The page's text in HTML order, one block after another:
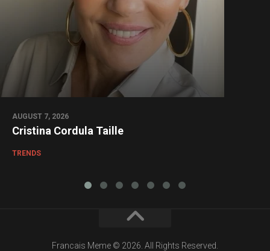
AUGUST 7, 2026
Cristina Cordula Taille
TRENDS
Francais Meme © 2026. All Rights Reserved.